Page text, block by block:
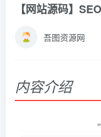
【网站源码】
吾图资源网
内容介绍